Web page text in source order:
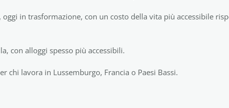
in trasformazione, con un costo della vita più accessibile
con alloggi spesso più accessibili.
chi lavora in Lussemburgo, Francia o Paesi Bassi.